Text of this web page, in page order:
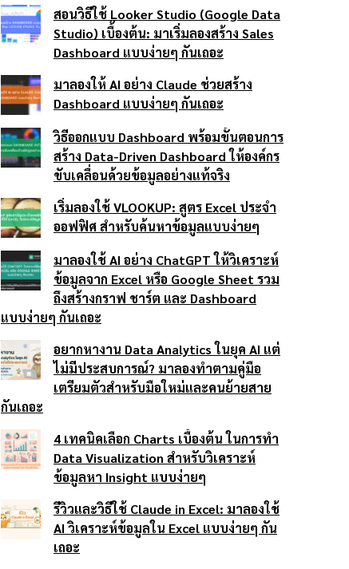
สอนวิธีใช้ Looker Studio (Google Data
Studio) เบื้องต้น: มาเริ่มลองสร้าง Sales
Dashboard แบบง่ายๆ กันเถอะ
มาลองให้ AI อย่าง Claude ช่วยสร้าง
Dashboard แบบง่ายๆ กันเถอะ
วิธีออกแบบ Dashboard พร้อมขั้นตอนการ
สร้าง Data-Driven Dashboard ให้องค์กร
ขับเคลื่อนด้วยข้อมูลอย่างแท้จริง
เริ่มลองใช้ VLOOKUP: สูตร Excel ประจำ
ออฟฟิศ สำหรับค้นหาข้อมูลแบบง่ายๆ
มาลองใช้ AI อย่าง ChatGPT ให้วิเคราะห์
ข้อมูลจาก Excel หรือ Google Sheet รวม
ถึงสร้างกราฟ ชาร์ต และ Dashboard
แบบง่ายๆ กันเถอะ
อยากหางาน Data Analytics ในยุค AI แต่
ไม่มีประสบการณ์? มาลองทำตามคู่มือ
เตรียมตัวสำหรับมือใหม่และคนย้ายสาย
กันเถอะ
4 เทคนิคเลือก Charts เบื้องต้น ในการทำ
Data Visualization สำหรับวิเคราะห์
ข้อมูลหา Insight แบบง่ายๆ
รีวิวและวิธีใช้ Claude in Excel: มาลองใช้
AI วิเคราะห์ข้อมูลใน Excel แบบง่ายๆ กัน
เถอะ